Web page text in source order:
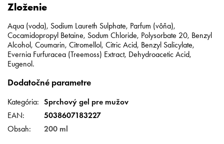
Zloženie
Aqua (voda), Sodium Laureth Sulphate, Parfum (vôňa),
Cocamidopropyl Betaine, Sodum Chloride, Polysorbate 20, Benzyl
Alcohol, Coumarin, Citromellol, Citric Acid, Benzyl Salicylate,
Evernia Furfuracea (Treemoss) Extract, Dehydroacetic Acid,
Eugenol.
Dodatočné parametre
Kategória: Sprchový gel pre mužov
EAN:
5038607183227
Obsah: 200 ml